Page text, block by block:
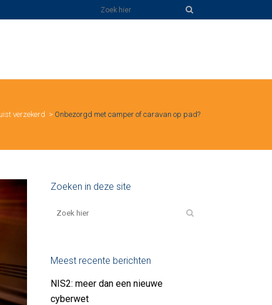
verzekerd > Onbezorgd met camper of caravan op pad?
Zoeken in deze site
Meest recente berichten
NIS2: meer dan een nieuwe
cyberwet